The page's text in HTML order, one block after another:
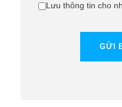
Lưu thông tin cho